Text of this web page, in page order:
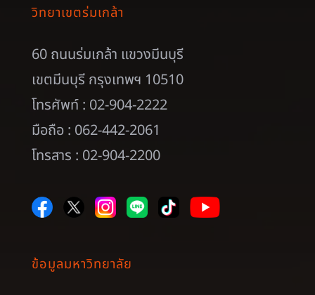
วิทยาเขตร่มเกล้า
60 ถนนร่มเกล้า แขวงมีนบุรี
เขตมีนบุรี กรุงเทพฯ 10510
โทรศัพท์ : 02-904-2222
มือถือ : 062-442-2061
โทรสาร : 02-904-2200
ข้อมูลมหาวิทยาลัย